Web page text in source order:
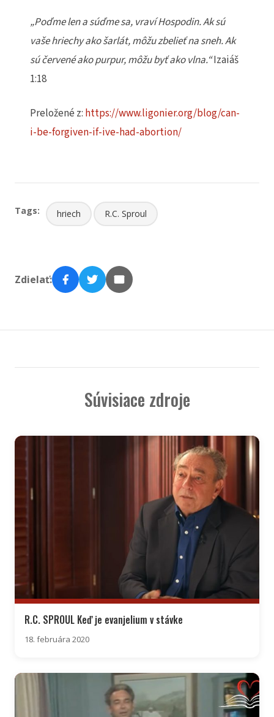
„Poďme len a súďme sa, vraví Hospodin. Ak sú
vaše hriechy ako šarlát, môžu zbelieť na sneh. Ak
sú červené ako purpur, môžu byť ako vlna.“Izaiáš
1:18
Preložené z: https://www.ligonier.org/blog/can-
i-be-forgiven-if-ive-had-abortion/
Tags: hriech R.C. Sproul
Zdielať:
Súvisiace zdroje
R.C. SPROUL Keď je evanjelium v stávke
18. februára 2020